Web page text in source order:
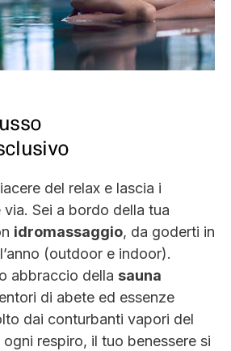
del relax e lascia i
Sei a bordo della tua
idromassaggio, da goderti in
(outdoor e indoor).
abbraccio della sauna
di abete ed essenze
dai conturbanti vapori del
ogni respiro, il tuo benessere si